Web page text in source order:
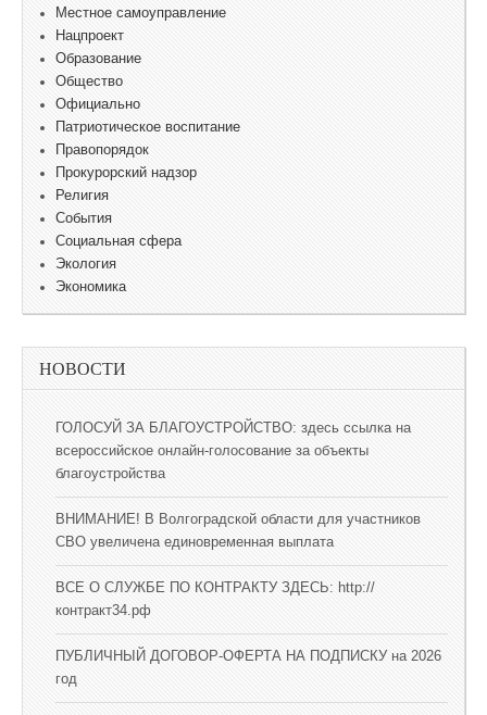
Местное самоуправление
Нацпроект
Образование
Общество
Официально
Патриотическое воспитание
Правопорядок
Прокурорский надзор
Религия
События
Социальная сфера
Экология
Экономика
НОВОСТИ
ГОЛОСУЙ ЗА БЛАГОУСТРОЙСТВО: здесь ссылка на
всероссийское онлайн-голосование за объекты
благоустройства
ВНИМАНИЕ! В Волгоградской области для участников
СВО увеличена единовременная выплата
ВСЕ О СЛУЖБЕ ПО КОНТРАКТУ ЗДЕСЬ: http://
контракт34.рф
ПУБЛИЧНЫЙ ДОГОВОР-ОФЕРТА НА ПОДПИСКУ на 2026
год